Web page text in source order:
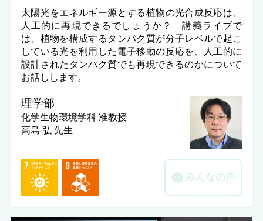
太陽光をエネルギー源とする植物の光合成反応は、
人工的に再現できるでしょうか？ 講義ライブで
は、植物を構成するタンパク質が分子レベルで起こ
している光を利用した電子移動の反応を、人工的に
設計されたタンパク質でも再現できるのかについて
お話しします。
理学部
化学生物環境学科 准教授
高島 弘 先生
みんなの声